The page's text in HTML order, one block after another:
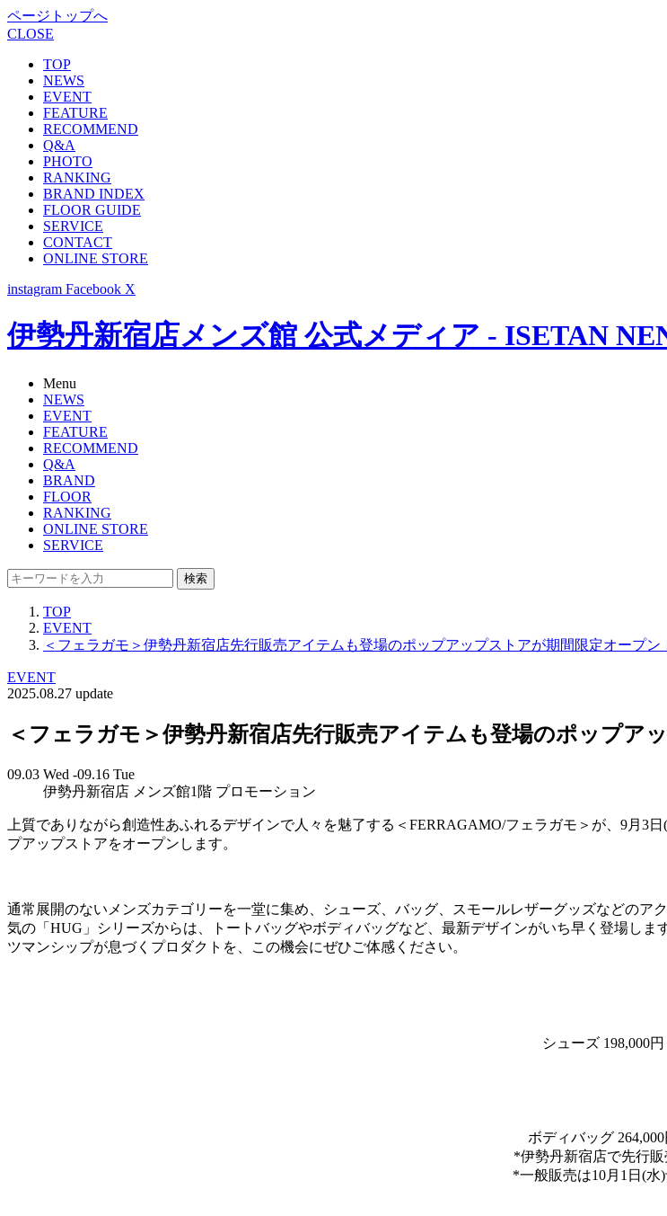
ページトップへ
CLOSE
TOP
NEWS
EVENT
FEATURE
RECOMMEND
Q&A
PHOTO
RANKING
BRAND INDEX
FLOOR GUIDE
SERVICE
CONTACT
ONLINE STORE
instagram Facebook X
伊勢丹新宿店メンズ館 公式メディア - ISETAN
Menu
NEWS
EVENT
FEATURE
RECOMMEND
Q&A
BRAND
FLOOR
RANKING
ONLINE STORE
SERVICE
検索
TOP
EVENT
＜フェラガモ＞伊勢丹新宿店先行販売アイテムも登場のポップアップストアが期間限定オープン
EVENT
2025.08.27 update
＜フェラガモ＞伊勢丹新宿店先行販売アイテムも登場のポップア
09.03 Wed -09.16 Tue
伊勢丹新宿店 メンズ館1階 プロモーション
上質でありながら創造性あふれるデザインで人々を魅了する＜FERRAGAMO/フェラガモ＞が、9月3
プアップストアをオープンします。
通常展開のないメンズカテゴリーを一堂に集め、シューズ、バッグ、スモールレザーグッズなどの
気の「HUG」シリーズからは、トートバッグやボディバッグなど、最新デザインがいち早く登場し
ツマンシップが息づくプロダクトを、この機会にぜひご体感ください。
シューズ 198,000円
ボディバッグ 264,000
*伊勢丹新宿店で先行販
*一般販売は10月1日(水